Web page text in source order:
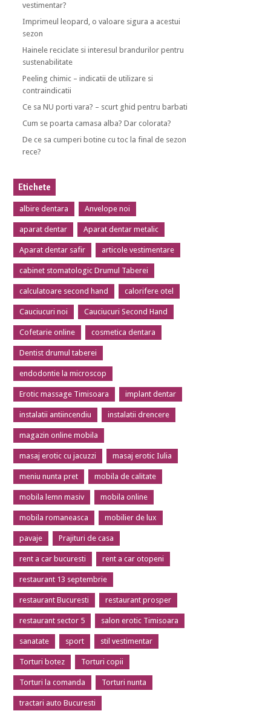
vestimentar?
Imprimeul leopard, o valoare sigura a acestui
sezon
Hainele reciclate si interesul brandurilor pentru
sustenabilitate
Peeling chimic – indicatii de utilizare si
contraindicatii
Ce sa NU porti vara? – scurt ghid pentru barbati
Cum se poarta camasa alba? Dar colorata?
De ce sa cumperi botine cu toc la final de sezon
rece?
Etichete
albire dentara Anvelope noi
aparat dentar Aparat dentar metalic
Aparat dentar safir articole vestimentare
cabinet stomatologic Drumul Taberei
calculatoare second hand calorifere otel
Cauciucuri noi Cauciucuri Second Hand
Cofetarie online cosmetica dentara
Dentist drumul taberei
endodontie la microscop
Erotic massage Timisoara implant dentar
instalatii antiincendiu instalatii drencere
magazin online mobila
masaj erotic cu jacuzzi masaj erotic Iulia
meniu nunta pret mobila de calitate
mobila lemn masiv mobila online
mobila romaneasca mobilier de lux
pavaje Prajituri de casa
rent a car bucuresti rent a car otopeni
restaurant 13 septembrie
restaurant Bucuresti restaurant prosper
restaurant sector 5 salon erotic Timisoara
sanatate sport stil vestimentar
Torturi botez Torturi copii
Torturi la comanda Torturi nunta
tractari auto Bucuresti